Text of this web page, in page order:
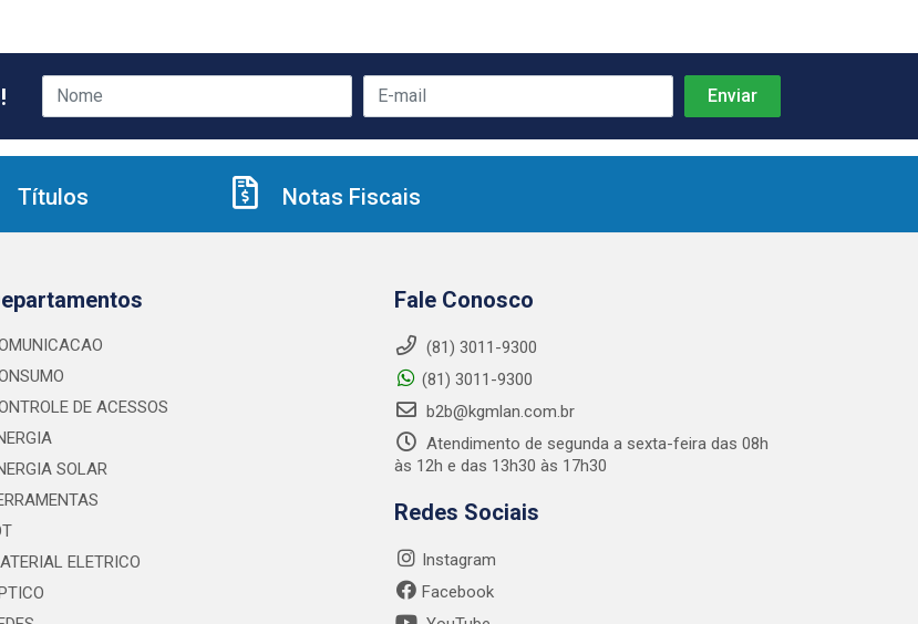
Títulos Notas Fiscais
DE ACESSOS
SOLAR
ELETRICO
Fale Conosco
(81) 3011-9300
(81) 3011-9300
b2b@kgmlan.com.br
Atendimento de segunda a sexta-feira das 08h
às 12h e das 13h30 às 17h30
Redes Sociais
Instagram
Facebook